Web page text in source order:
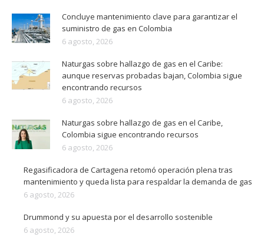
Concluye mantenimiento clave para garantizar el
suministro de gas en Colombia
6 agosto, 2026
Naturgas sobre hallazgo de gas en el Caribe:
aunque reservas probadas bajan, Colombia sigue
encontrando recursos
6 agosto, 2026
Naturgas sobre hallazgo de gas en el Caribe,
Colombia sigue encontrando recursos
6 agosto, 2026
Regasificadora de Cartagena retomó operación plena tras
mantenimiento y queda lista para respaldar la demanda de gas
6 agosto, 2026
Drummond y su apuesta por el desarrollo sostenible
6 agosto, 2026